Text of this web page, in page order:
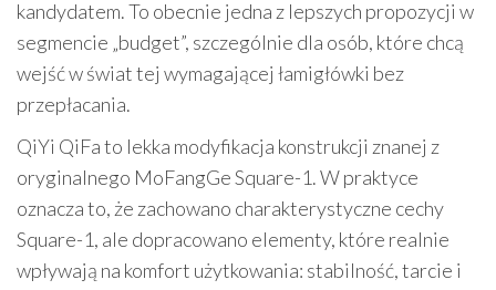
kandydatem. To obecnie jedna z lepszych propozycji w
segmencie „budget”, szczególnie dla osób, które chcą
wejść w świat tej wymagającej łamigłówki bez
przepłacania.
QiYi QiFa to lekka modyfikacja konstrukcji znanej z
oryginalnego MoFangGe Square-1. W praktyce
oznacza to, że zachowano charakterystyczne cechy
Square-1, ale dopracowano elementy, które realnie
wpływają na komfort użytkowania: stabilność, tarcie i